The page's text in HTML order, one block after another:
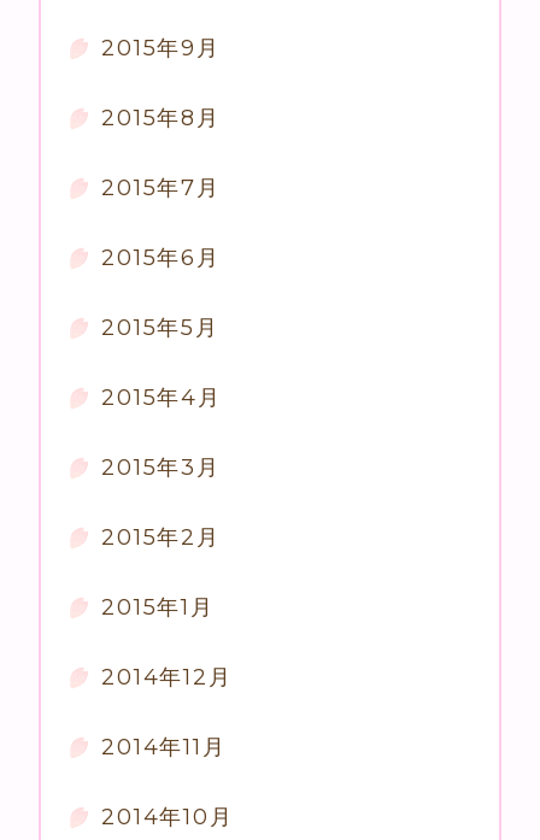
2015年9月
2015年8月
2015年7月
2015年6月
2015年5月
2015年4月
2015年3月
2015年2月
2015年1月
2014年12月
2014年11月
2014年10月